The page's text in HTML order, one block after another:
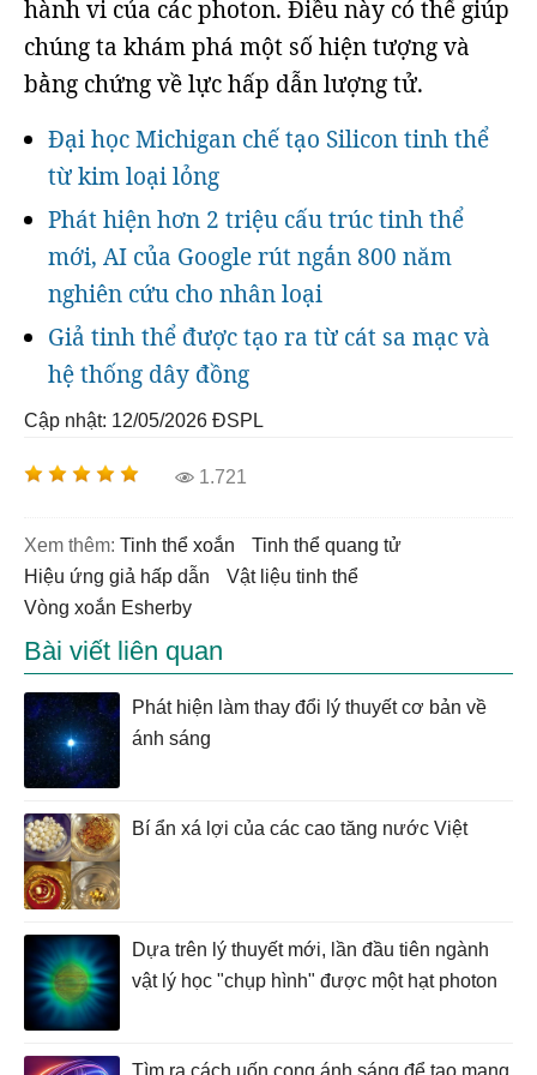
hành vi của các photon. Điều này có thể giúp
chúng ta khám phá một số hiện tượng và
bằng chứng về lực hấp dẫn lượng tử.
Đại học Michigan chế tạo Silicon tinh thể
từ kim loại lỏng
Phát hiện hơn 2 triệu cấu trúc tinh thể
mới, AI của Google rút ngắn 800 năm
nghiên cứu cho nhân loại
Giả tinh thể được tạo ra từ cát sa mạc và
hệ thống dây đồng
Cập nhật: 12/05/2026 ĐSPL
1.721
Xem thêm: tinh thể xoắn
Tinh thể quang tử
hiệu ứng giả hấp dẫn
vật liệu tinh thể
Vòng xoắn Esherby
Bài viết liên quan
Phát hiện làm thay đổi lý thuyết cơ bản về
ánh sáng
Bí ẩn xá lợi của các cao tăng nước Việt
Dựa trên lý thuyết mới, lần đầu tiên ngành
vật lý học "chụp hình" được một hạt photon
Tìm ra cách uốn cong ánh sáng để tạo mạng